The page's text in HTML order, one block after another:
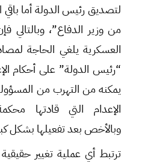
لتصديق رئيس الدولة أما
من وزير الدفاع”، وبالتالي
العسكرية يلغي الحاجة
“رئيس الدولة” على أحكام
يمكنه من التهرب من
الإعدام التي قادتها
وبالأخص بعد تفعيلها بشكل كبير
ترتبط أي عملية تغيير